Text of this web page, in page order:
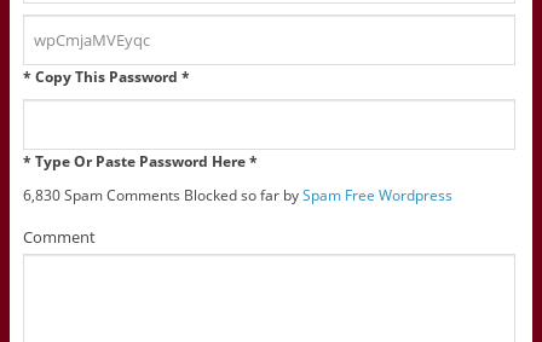
* Copy This Password *
* Type Or Paste Password Here *
6,830 Spam Comments Blocked so far bySpam Free Wordpress
Comment